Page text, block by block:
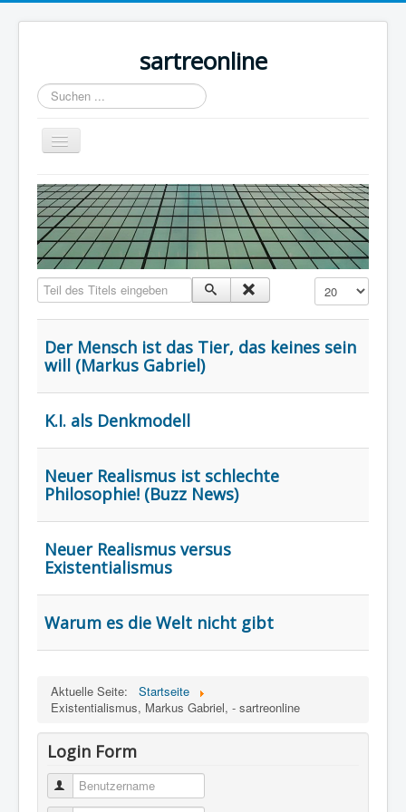
sartreonline
Suchen
...
Navigation
an/aus
Home
Texte
Videos
Links
Lexika
Rezensionen
Kontakt
Teil des Titels eingeben Anzeige #
Der Mensch ist das Tier, das keines sein
will (Markus Gabriel)
K.I. als Denkmodell
Neuer Realismus ist schlechte
Philosophie! (Buzz News)
Neuer Realismus versus
Existentialismus
Warum es die Welt nicht gibt
Aktuelle Seite:
Startseite
Existentialismus, Markus Gabriel, - sartreonline
Login Form
Benutzername